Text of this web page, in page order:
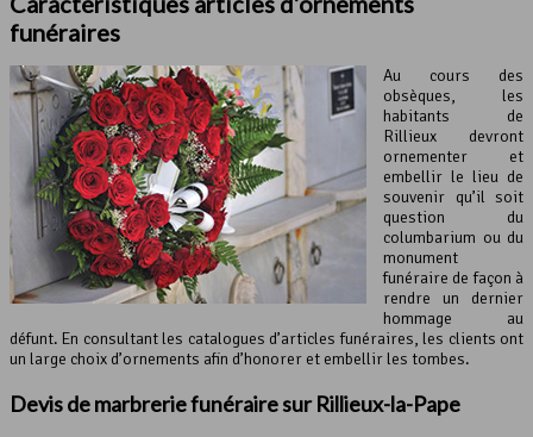
funéraires
Au cours des
obsèques, les
habitants de
Rillieux devront
ornementer et
embellir le lieu de
souvenir qu’il soit
question du
columbarium ou du
monument
funéraire de façon à
rendre un dernier
hommage au
défunt. En consultant les catalogues d’articles funéraires, les clients ont
un large choix d’ornements afin d’honorer et embellir les tombes.
Devis de marbrerie funéraire sur Rillieux-la-Pape